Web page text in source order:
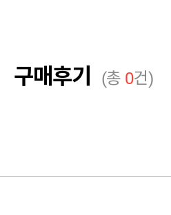
구매후기 (총 0건)